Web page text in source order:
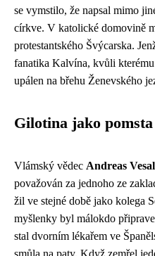
se vymstilo, že napsal mimo
církve. V katolické domovině
protestantského Švýcarska.
fanatika Kalvína, kvůli
upálen na břehu Ženevského
Gilotina jako pomsta
Vlámský vědec Andreas
považován za jednoho ze
žil ve stejné době jako kolega
myšlenky byl málokdo
stal dvorním lékařem ve
smůla na paty. Když zemřel